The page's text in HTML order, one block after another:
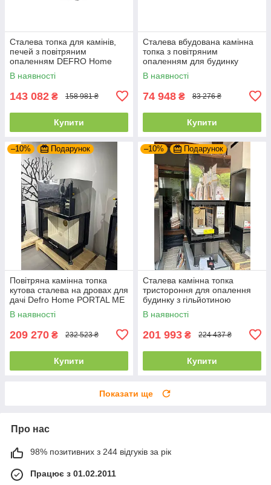
Сталева топка для камінів,
печей з повітряним
опаленням DEFRO Home
INTRA SM G (чорний шамот)
з гільйотиною
В наявності
143 082 ₴ 158 981 ₴
Купити
Сталева вбудована камінна
топка з повітряним
опаленням для будинку
DEFRO HOME INTRA SLIM
SM (6 кВт)
В наявності
74 948 ₴ 83 276 ₴
Купити
–10% Подарунок
Повітряна камінна топка
кутова сталева на дровах для
дачі Defro Home PORTAL ME
BL/BP G (12 кВт)
В наявності
209 270 ₴ 232 523 ₴
Купити
–10% Подарунок
Сталева камінна топка
тристороння для опалення
будинку з гільйотиною
DEFRO HOME INTRA XSM U
G (10 кВт)
В наявності
201 993 ₴ 224 437 ₴
Купити
Показати ще
Про нас
98% позитивних з 244 відгуків за рік
Працює з 01.02.2011